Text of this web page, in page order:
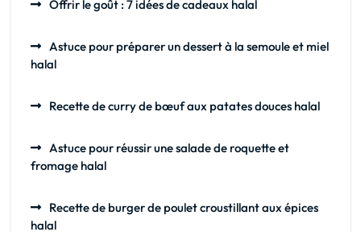
Offrir le goût : 7 idées de cadeaux halal
Astuce pour préparer un dessert à la semoule et miel
halal
Recette de curry de bœuf aux patates douces halal
Astuce pour réussir une salade de roquette et
fromage halal
Recette de burger de poulet croustillant aux épices
halal